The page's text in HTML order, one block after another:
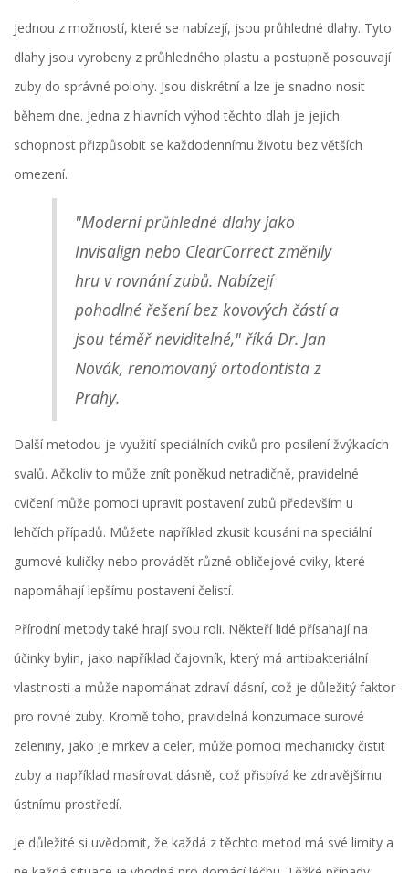
Jednou z možností, které se nabízejí, jsou průhledné dlahy. Tyto
dlahy jsou vyrobeny z průhledného plastu a postupně posouvají
zuby do správné polohy. Jsou diskrétní a lze je snadno nosit
během dne. Jedna z hlavních výhod těchto dlah je jejich
schopnost přizpůsobit se každodennímu životu bez větších
omezení.
"Moderní průhledné dlahy jako
Invisalign nebo ClearCorrect změnily
hru v rovnání zubů. Nabízejí
pohodlné řešení bez kovových částí a
jsou téměř neviditelné," říká Dr. Jan
Novák, renomovaný ortodontista z
Prahy.
Další metodou je využití speciálních cviků pro posílení žvýkacích
svalů. Ačkoliv to může znít poněkud netradičně, pravidelné
cvičení může pomoci upravit postavení zubů především u
lehčích případů. Můžete například zkusit kousání na speciální
gumové kuličky nebo provádět různé obličejové cviky, které
napomáhají lepšímu postavení čelistí.
Přírodní metody také hrají svou roli. Někteří lidé přísahají na
účinky bylin, jako například čajovník, který má antibakteriální
vlastnosti a může napomáhat zdraví dásní, což je důležitý faktor
pro rovné zuby. Kromě toho, pravidelná konzumace surové
zeleniny, jako je mrkev a celer, může pomoci mechanicky čistit
zuby a například masírovat dásně, což přispívá ke zdravějšímu
ústnímu prostředí.
Je důležité si uvědomit, že každá z těchto metod má své limity a